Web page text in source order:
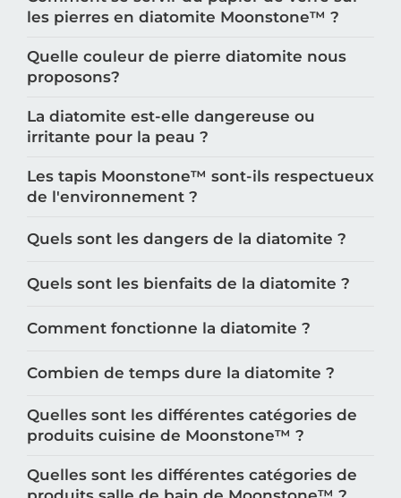
les pierres en diatomite Moonstone™️ ?
Quelle couleur de pierre diatomite nous
proposons?
La diatomite est-elle dangereuse ou
irritante pour la peau ?
Les tapis Moonstone™️ sont-ils respectueux
de l'environnement ?
Quels sont les dangers de la diatomite ?
Quels sont les bienfaits de la diatomite ?
Comment fonctionne la diatomite ?
Combien de temps dure la diatomite ?
Quelles sont les différentes catégories de
produits cuisine de Moonstone™️ ?
Quelles sont les différentes catégories de